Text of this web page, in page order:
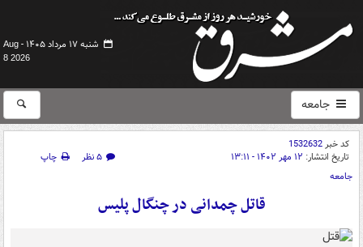
شنبه ۱۷ مرداد ۱۴۰۵ -
Aug
8 2026
جامعه
کد خبر1532632
تاریخ انتشار: ۱۲ مهر ۱۴۰۲ - ۱۳:۱۱ ۵ نظر
چاپ
جامعه
قاتل چمدانی در چنگال پلیس